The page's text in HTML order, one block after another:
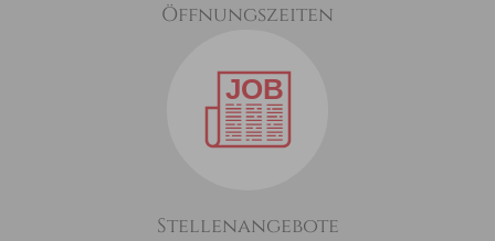
Öffnungszeiten
Stellenangebote